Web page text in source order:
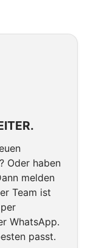
Oder haben
melden
Team ist
WhatsApp.
passt.